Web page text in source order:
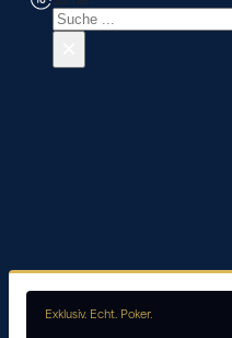
Exklusiv. Echt. Poker.